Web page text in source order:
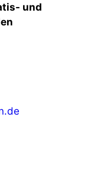
und